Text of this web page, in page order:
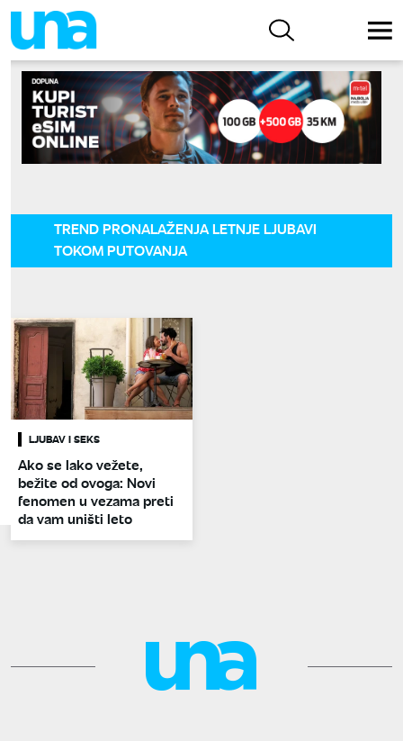
TREND PRONALAŽENJA LETNJE LJUBAVI
TOKOM PUTOVANJA
LJUBAV I SEKS
Ako se lako vežete,
bežite od ovoga: Novi
fenomen u vezama preti
da vam uništi leto